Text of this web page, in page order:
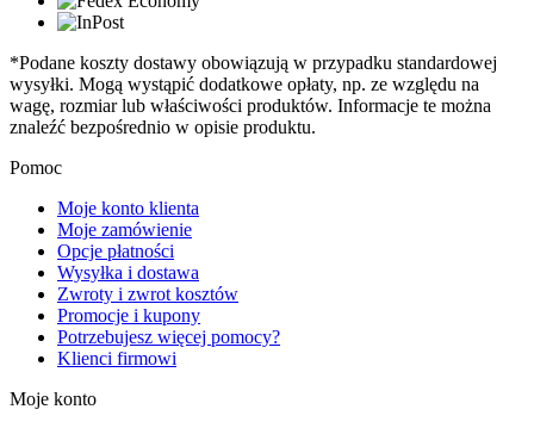
*Podane koszty dostawy obowiązują w przypadku standardowej
wysyłki. Mogą wystąpić dodatkowe opłaty, np. ze względu na
wagę, rozmiar lub właściwości produktów. Informacje te można
znaleźć bezpośrednio w opisie produktu.
Pomoc
Moje konto klienta
Moje zamówienie
Opcje płatności
Wysyłka i dostawa
Zwroty i zwrot kosztów
Promocje i kupony
Potrzebujesz więcej pomocy?
Klienci firmowi
Moje konto